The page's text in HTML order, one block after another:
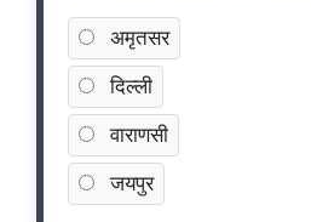
अमृतसर
दिल्ली
वाराणसी
जयपुर